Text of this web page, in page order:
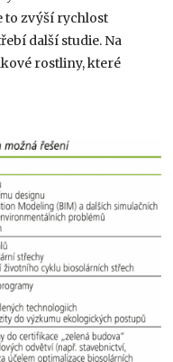
to zvýší rychlost
další studie. Na
rostliny, které